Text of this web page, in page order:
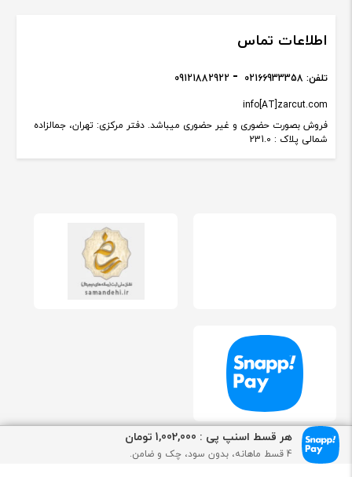
هر قسط اسنپ پی : 1,002,000 تومان
4 قسط ماهانه، بدون سود، چک و ضامن.
اطلاعات تماس
فروش بصورت حضوری و غیر حضوری میباشد. دفتر مرکزی: تهران، جمالزاده
شمالی پلاک : 231.0
info[AT]zarcut.com
تلفن: 02166933358
09121882922
استفاده از مطالب زرکات با ذکر منبع بلامانع می باشد. طراحی و توسعه توسط تیم فنی